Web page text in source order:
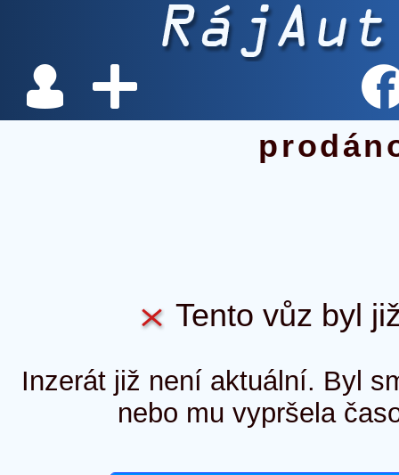
Tento vůz byl
Inzerát již není aktuální. Byl
nebo mu vypršela